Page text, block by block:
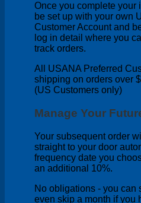
Once you complete your
be set up with your own
Customer Account and
log in detail where you
track orders.
All USANA Preferred
shipping on orders over
(US Customers only)
Manage Your
Your subsequent order
straight to your door
frequency date you
an additional 10%.
No obligations - you can
even skip a month if you